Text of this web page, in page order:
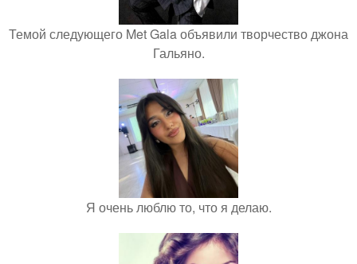
Темой следующего Met Gala объявили творчество джона
Гальяно.
Я очень люблю то, что я делаю.